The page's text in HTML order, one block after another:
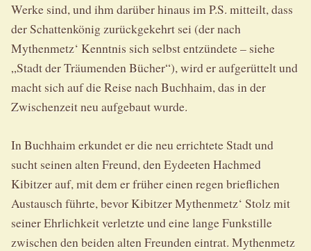
Werke sind, und ihm darüber hinaus im P.S. mitteilt, dass
der Schattenkönig zurückgekehrt sei (der nach
Mythenmetz‘ Kenntnis sich selbst entzündete – siehe
„Stadt der Träumenden Bücher“), wird er aufgerüttelt und
macht sich auf die Reise nach Buchhaim, das in der
Zwischenzeit neu aufgebaut wurde.
In Buchhaim erkundet er die neu errichtete Stadt und
sucht seinen alten Freund, den Eydeeten Hachmed
Kibitzer auf, mit dem er früher einen regen brieflichen
Austausch führte, bevor Kibitzer Mythenmetz‘ Stolz mit
seiner Ehrlichkeit verletzte und eine lange Funkstille
zwischen den beiden alten Freunden eintrat. Mythenmetz